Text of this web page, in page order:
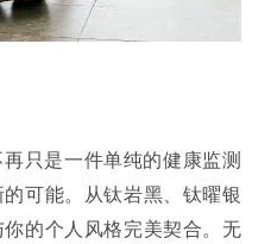
只是一件单纯的健康监测
可能。从钛岩黑、钛曜银
的个人风格完美契合。无